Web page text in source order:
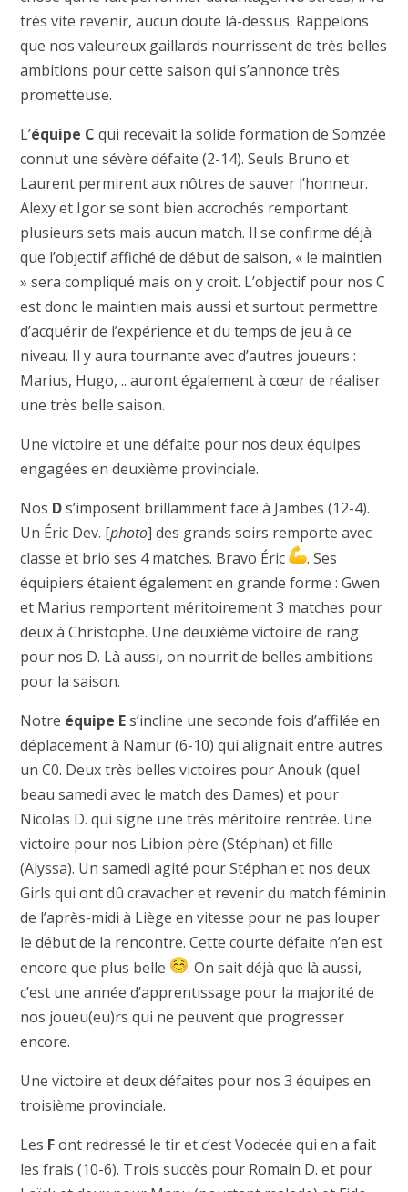
très vite revenir, aucun doute là-dessus. Rappelons
que nos valeureux gaillards nourrissent de très belles
ambitions pour cette saison qui s’annonce très
prometteuse.
L’équipe C qui recevait la solide formation de Somzée
connut une sévère défaite (2-14). Seuls Bruno et
Laurent permirent aux nôtres de sauver l’honneur.
Alexy et Igor se sont bien accrochés remportant
plusieurs sets mais aucun match. Il se confirme déjà
que l’objectif affiché de début de saison, « le maintien
» sera compliqué mais on y croit. L’objectif pour nos C
est donc le maintien mais aussi et surtout permettre
d’acquérir de l’expérience et du temps de jeu à ce
niveau. Il y aura tournante avec d’autres joueurs :
Marius, Hugo, .. auront également à cœur de réaliser
une très belle saison.
Une victoire et une défaite pour nos deux équipes
engagées en deuxième provinciale.
Nos Ds’imposent brillamment face à Jambes (12-4).
Un Éric Dev. [photo] des grands soirs remporte avec
classe et brio ses 4 matches. Bravo Éric
. Ses
équipiers étaient également en grande forme : Gwen
et Marius remportent méritoirement 3 matches pour
deux à Christophe. Une deuxième victoire de rang
pour nos D. Là aussi, on nourrit de belles ambitions
pour la saison.
Notre équipe Es’incline une seconde fois d’affilée en
déplacement à Namur (6-10) qui alignait entre autres
un C0. Deux très belles victoires pour Anouk (quel
beau samedi avec le match des Dames) et pour
Nicolas D. qui signe une très méritoire rentrée. Une
victoire pour nos Libion père (Stéphan) et fille
(Alyssa). Un samedi agité pour Stéphan et nos deux
Girls qui ont dû cravacher et revenir du match féminin
de l’après-midi à Liège en vitesse pour ne pas louper
le début de la rencontre. Cette courte défaite n’en est
encore que plus belle
. On sait déjà que là aussi,
c’est une année d’apprentissage pour la majorité de
nos joueu(eu)rs qui ne peuvent que progresser
encore.
Une victoire et deux défaites pour nos 3 équipes en
troisième provinciale.
Les Font redressé le tir et c’est Vodecée qui en a fait
les frais (10-6). Trois succès pour Romain D. et pour